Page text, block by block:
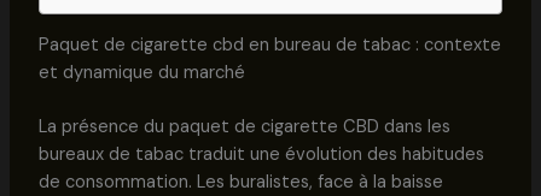
Paquet de cigarette cbd en bureau de tabac : contexte
et dynamique du marché
La présence du paquet de cigarette CBD dans les
bureaux de tabac traduit une évolution des habitudes
de consommation. Les buralistes, face à la baisse